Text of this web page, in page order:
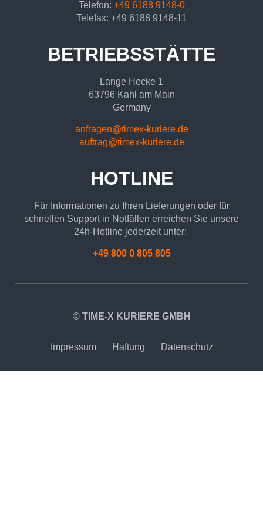
Telefon: +49 6188 9148-0
Telefax: +49 6188 9148-11
BETRIEBSSTÄTTE
Lange Hecke 1
63796 Kahl am Main
Germany
anfragen@timex-kuriere.de
auftrag@timex-kuriere.de
HOTLINE
Für Informationen zu Ihren Lieferungen oder für
schnellen Support in Notfällen erreichen Sie unsere
24h-Hotline jederzeit unter:
+49 800 0 805 805
© TIME-X KURIERE GMBH
Impressum Haftung Datenschutz